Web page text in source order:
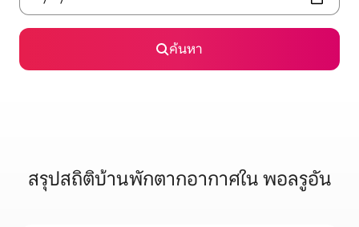
ค้นหา
สรุปสถิติบ้านพักตากอากาศใน พอลรูอัน